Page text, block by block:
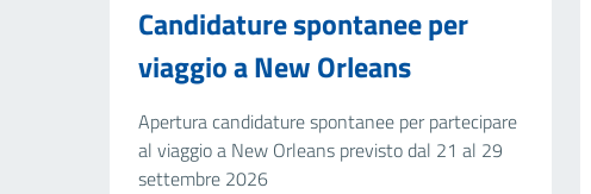
Candidature spontanee per
viaggio a New Orleans
Apertura candidature spontanee per partecipare
al viaggio a New Orleans previsto dal 21 al 29
settembre 2026